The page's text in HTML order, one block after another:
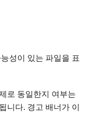
성이 있는 파일을 표
로 동일한지 여부는
니다. 경고 배너가 이